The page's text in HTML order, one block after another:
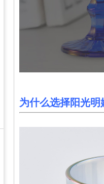
为什么选择阳光明